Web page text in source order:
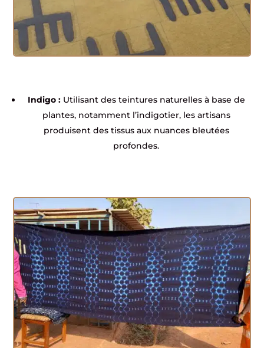
Indigo :Utilisant des teintures naturelles à base de
plantes, notamment l’indigotier, les artisans
produisent des tissus aux nuances bleutées
profondes.